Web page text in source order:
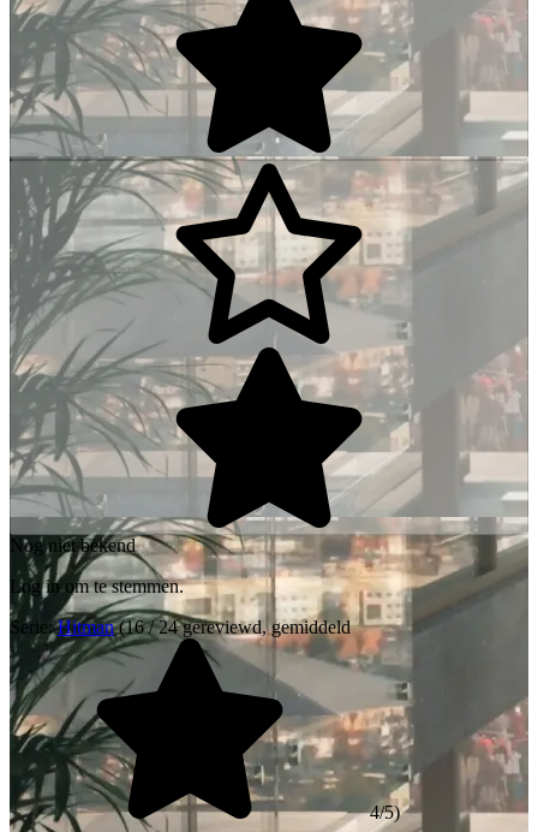
Nog niet bekend
Log in om te stemmen.
Serie: Hitman (16 / 24 gereviewd, gemiddeld
4/5)